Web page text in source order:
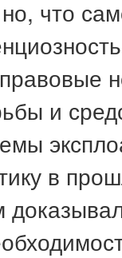
но, что
и
в